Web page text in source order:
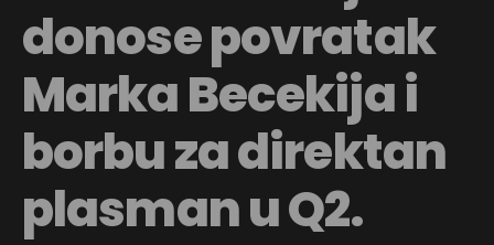
donose povratak
Marka Becekija i
borbu za direktan
plasman u Q2.